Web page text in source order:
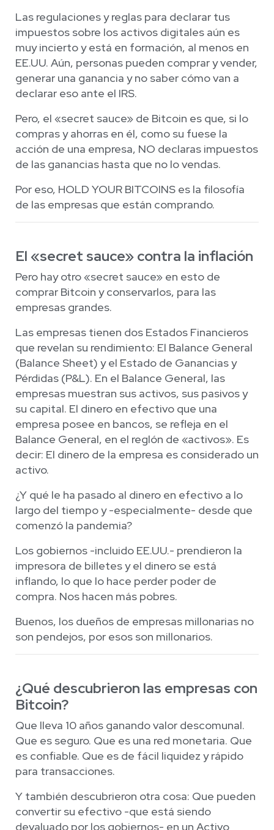
Las regulaciones y reglas para declarar tus
impuestos sobre los activos digitales aún es
muy incierto y está en formación, al menos en
EE.UU. Aún, personas pueden comprar y vender,
generar una ganancia y no saber cómo van a
declarar eso ante el IRS.
Pero, el «secret sauce» de Bitcoin es que, si lo
compras y ahorras en él, como su fuese la
acción de una empresa, NO declaras impuestos
de las ganancias hasta que no lo vendas.
Por eso, HOLD YOUR BITCOINS es la filosofía
de las empresas que están comprando.
El «secret sauce» contra la inflación
Pero hay otro «secret sauce» en esto de
comprar Bitcoin y conservarlos, para las
empresas grandes.
Las empresas tienen dos Estados Financieros
que revelan su rendimiento: El Balance General
(Balance Sheet) y el Estado de Ganancias y
Pérdidas (P&L). En el Balance General, las
empresas muestran sus activos, sus pasivos y
su capital. El dinero en efectivo que una
empresa posee en bancos, se refleja en el
Balance General, en el reglón de «activos». Es
decir: El dinero de la empresa es considerado un
activo.
¿Y qué le ha pasado al dinero en efectivo a lo
largo del tiempo y -especialmente- desde que
comenzó la pandemia?
Los gobiernos -incluido EE.UU.- prendieron la
impresora de billetes y el dinero se está
inflando, lo que lo hace perder poder de
compra. Nos hacen más pobres.
Buenos, los dueños de empresas millonarias no
son pendejos, por esos son millonarios.
¿Qué descubrieron las empresas con
Bitcoin?
Que lleva 10 años ganando valor descomunal.
Que es seguro. Que es una red monetaria. Que
es confiable. Que es de fácil liquidez y rápido
para transacciones.
Y también descubrieron otra cosa: Que pueden
convertir su efectivo -que está siendo
devaluado por los gobiernos- en un Activo